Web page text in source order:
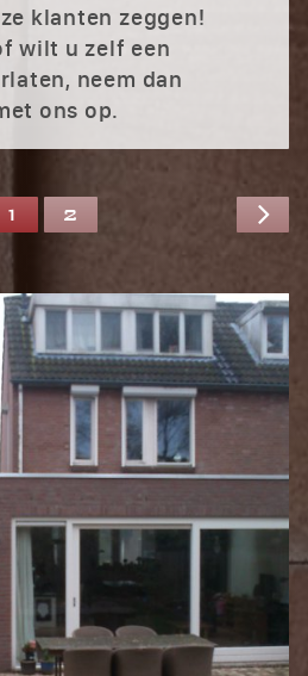
klanten zeggen!
wilt u zelf een
neem dan
ons op.
1 2